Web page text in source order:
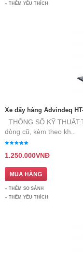
THÊM YÊU THÍCH
Xe đẩy hàng Advindeq
THÔNG SỐ KỸ
dòng cũ, kèm theo kh..
1.250.000VNĐ
THÊM SO SÁNH
THÊM YÊU THÍCH